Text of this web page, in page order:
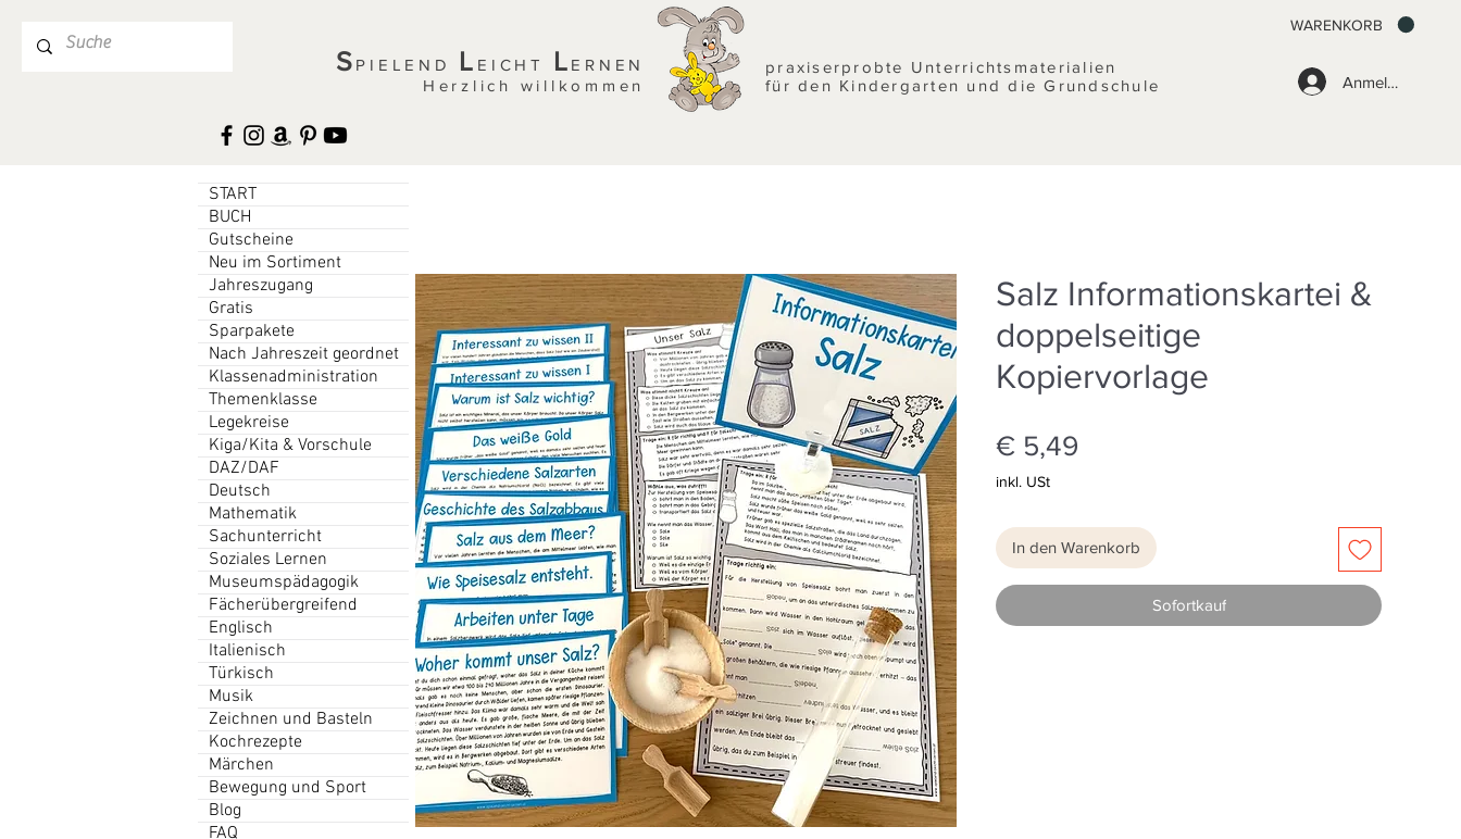
Anmelden
WARENKORB
S PIELEND L EICHT L ERNEN
Herzlich willkommen
praxiserprobte Unterrichtsmaterialien
für den Kindergarten und die Grundschule
Salz Informationskartei &
doppelseitige
Kopiervorlage
€ 5,49
inkl. USt
In den Warenkorb
Sofortkauf
START
BUCH
Gutscheine
Neu im Sortiment
Jahreszugang
Gratis
Sparpakete
Nach Jahreszeit geordnet
Klassenadministration
Themenklasse
Legekreise
Kiga/Kita & Vorschule
DAZ/DAF
Deutsch
Mathematik
Sachunterricht
Soziales Lernen
Museumspädagogik
Fächerübergreifend
Englisch
Italienisch
Türkisch
Musik
Zeichnen und Basteln
Kochrezepte
Märchen
Bewegung und Sport
Blog
FAQ